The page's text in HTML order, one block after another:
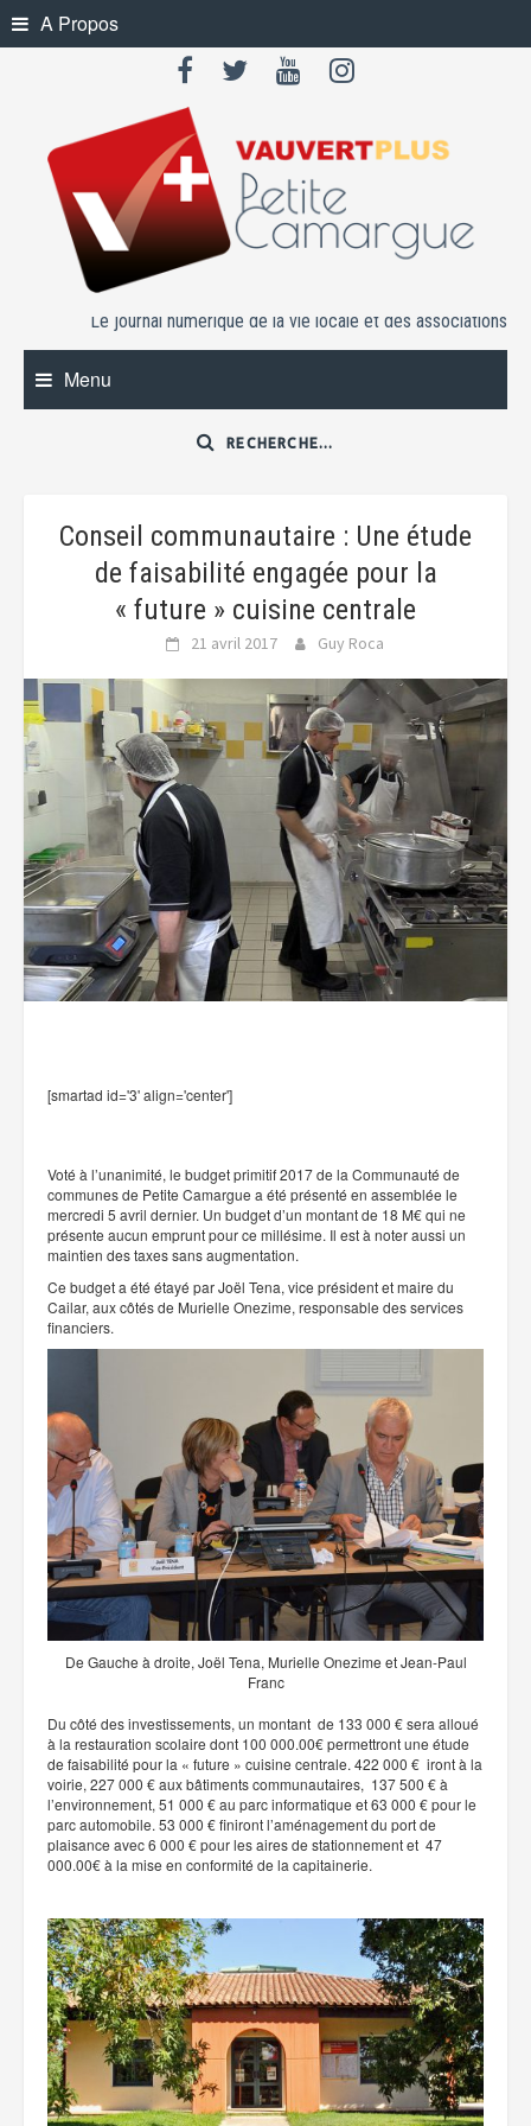
Skip
to
A Propos
Le journal numérique de la vie locale et des associations
Menu
Conseil communautaire : Une étude
de faisabilité engagée pour la
« future » cuisine centrale
21 avril 2017 Guy Roca
[smartad id='3' align='center']
Voté à l’unanimité, le budget primitif 2017 de la Communauté de
communes de Petite Camargue a été présenté en assemblée le
mercredi 5 avril dernier. Un budget d’un montant de 18 M€ qui ne
présente aucun emprunt pour ce millésime. Il est à noter aussi un
maintien des taxes sans augmentation.
Ce budget a été étayé par Joël Tena, vice président et maire du
Cailar, aux côtés de Murielle Onezime, responsable des services
financiers.
De Gauche à droite, Joël Tena, Murielle Onezime et Jean-Paul
Franc
Du côté des investissements, un montant de 133 000 € sera alloué
à la restauration scolaire dont 100 000.00€ permettront une étude
de faisabilité pour la « future » cuisine centrale. 422 000 € iront à la
voirie, 227 000 € aux bâtiments communautaires, 137 500 € à
l’environnement, 51 000 € au parc informatique et 63 000 € pour le
parc automobile. 53 000 € finiront l’aménagement du port de
plaisance avec 6 000 € pour les aires de stationnement et 47
000.00€ à la mise en conformité de la capitainerie.